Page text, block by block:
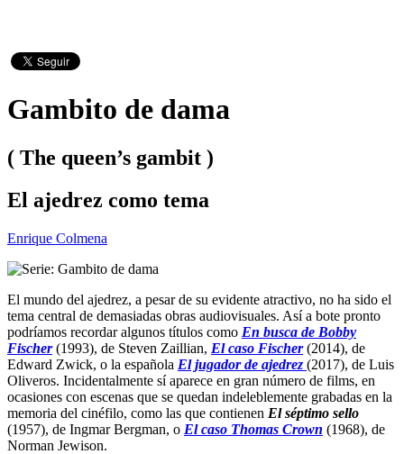
Gambito de dama
( The queen’s gambit )
El ajedrez como tema
Enrique Colmena
El mundo del ajedrez, a pesar de su evidente atractivo, no ha sido el
tema central de demasiadas obras audiovisuales. Así a bote pronto
podríamos recordar algunos títulos como En busca de Bobby
Fischer(1993), de Steven Zaillian, El caso Fischer(2014), de
Edward Zwick, o la española El jugador de ajedrez (2017), de Luis
Oliveros. Incidentalmente sí aparece en gran número de films, en
ocasiones con escenas que se quedan indeleblemente grabadas en la
memoria del cinéfilo, como las que contienen El séptimo sello
(1957), de Ingmar Bergman, o El caso Thomas Crown (1968), de
Norman Jewison.